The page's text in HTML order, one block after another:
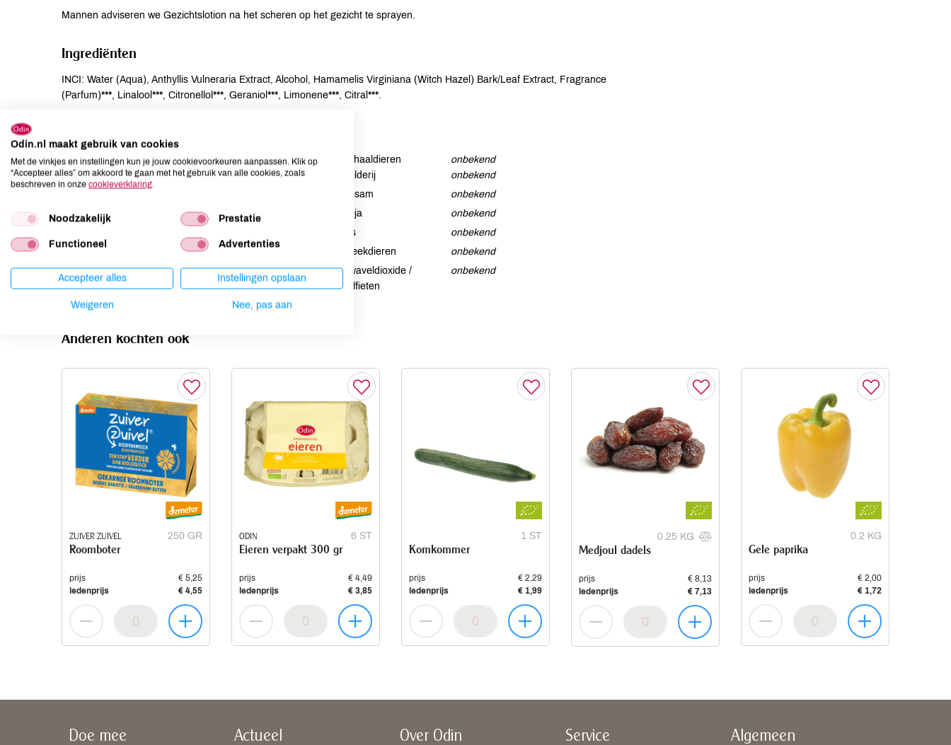
Mannen adviseren we Gezichtslotion na het scheren op het gezicht te sprayen.
Ingrediënten
INCI: Water (Aqua), Anthyllis Vulneraria Extract, Alcohol, Hamamelis Virginiana (Witch Hazel) Bark/Leaf Extract, Fragrance
(Parfum)***, Linalool***, Citronellol***, Geraniol***, Limonene***, Citral***.
Aardnoten
onbekend
Ei
onbekend
Lactose
onbekend
onbekend
onbekend
Noten
Schaaldieren
onbekend
Selderij
onbekend
Sesam
onbekend
Soja
onbekend
Vis
onbekend
Weekdieren
onbekend
Zwaveldioxide /
sulfieten
onbekend
Anderen kochten ook
ZUIVER ZUIVEL 250 GR
Roomboter
prijs
€ 5,25
ledenprijs
€ 4,55
ODIN 6 ST
Eieren verpakt 300 gr
prijs
€ 4,49
ledenprijs
€ 3,85
1 ST
Komkommer
prijs
€ 2,29
ledenprijs
€ 1,99
0.25 KG
Medjoul dadels
prijs
€ 8,13
ledenprijs
€ 7,13
0.2 KG
Gele paprika
prijs
€ 2,00
ledenprijs
€ 1,72
Doe mee Actueel Over Odin Service Algemeen
Odin.nl maakt gebruik van cookies
Met de vinkjes en instellingen kun je jouw cookievoorkeuren aanpassen. Klik op
“Accepteer alles” om akkoord te gaan met het gebruik van alle cookies, zoals
beschreven in onze cookieverklaring.
Noodzakelijk Prestatie
Functioneel Advertenties
Accepteer alles Instellingen opslaan
Weigeren Nee, pas aan